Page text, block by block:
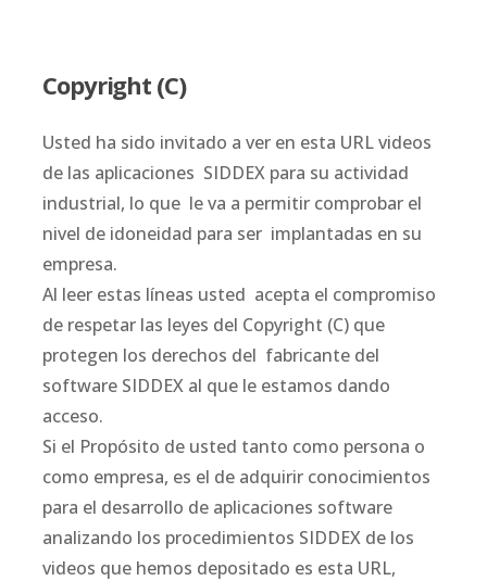
Copyright (C)
Usted ha sido invitado a ver en esta URL videos
de las aplicaciones SIDDEX para su actividad
industrial, lo que le va a permitir comprobar el
nivel de idoneidad para ser implantadas en su
empresa.
Al leer estas líneas usted acepta el compromiso
de respetar las leyes del Copyright (C) que
protegen los derechos del fabricante del
software SIDDEX al que le estamos dando
acceso.
Si el Propósito de usted tanto como persona o
como empresa, es el de adquirir conocimientos
para el desarrollo de aplicaciones software
analizando los procedimientos SIDDEX de los
videos que hemos depositado es esta URL,